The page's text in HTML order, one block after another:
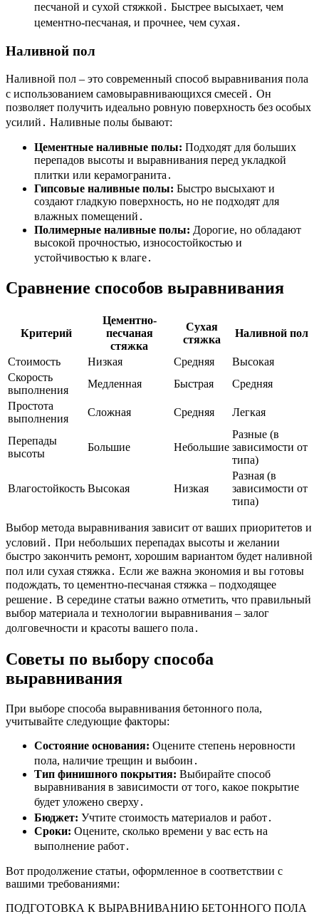
песчаной и сухой стяжкой․ Быстрее высыхает, чем
цементно-песчаная, и прочнее, чем сухая․
Наливной пол
Наливной пол – это современный способ выравнивания пола
с использованием самовыравнивающихся смесей․ Он
позволяет получить идеально ровную поверхность без особых
усилий․ Наливные полы бывают:
Цементные наливные полы: Подходят для больших
перепадов высоты и выравнивания перед укладкой
плитки или керамогранита․
Гипсовые наливные полы: Быстро высыхают и
создают гладкую поверхность, но не подходят для
влажных помещений․
Полимерные наливные полы: Дорогие, но обладают
высокой прочностью, износостойкостью и
устойчивостью к влаге․
Сравнение способов выравнивания
Критерий
Цементно-
песчаная
стяжка
Сухая
стяжка
Наливной пол
Стоимость Низкая Средняя
Высокая
Скорость
выполнения
Медленная Быстрая
Средняя
Простота
выполнения
Сложная Средняя Легкая
Перепады
высоты
Большие Небольшие
Разные (в
зависимости от
типа)
Влагостойкость Высокая Низкая
Разная (в
зависимости от
типа)
Выбор метода выравнивания зависит от ваших приоритетов и
условий․ При небольших перепадах высоты и желании
быстро закончить ремонт, хорошим вариантом будет наливной
пол или сухая стяжка․ Если же важна экономия и вы готовы
подождать, то цементно-песчаная стяжка – подходящее
решение․ В середине статьи важно отметить, что правильный
выбор материала и технологии выравнивания – залог
долговечности и красоты вашего пола․
Советы по выбору способа
выравнивания
При выборе способа выравнивания бетонного пола,
учитывайте следующие факторы:
Состояние основания: Оцените степень неровности
пола, наличие трещин и выбоин․
Тип финишного покрытия: Выбирайте способ
выравнивания в зависимости от того, какое покрытие
будет уложено сверху․
Бюджет: Учтите стоимость материалов и работ․
Сроки: Оцените, сколько времени у вас есть на
выполнение работ․
Вот продолжение статьи, оформленное в соответствии с
вашими требованиями:
ПОДГОТОВКА К ВЫРАВНИВАНИЮ БЕТОННОГО ПОЛА